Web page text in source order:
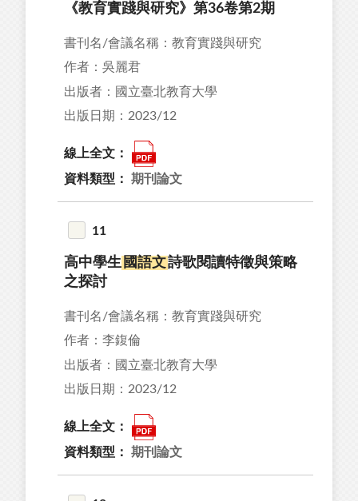
《教育實踐與研究》第36卷第2期
書刊名/會議名稱：教育實踐與研究
作者：吳麗君
出版者：國立臺北教育大學
出版日期：2023/12
線上全文：
資料類型： 期刊論文
11
高中學生 國語文詩歌閱讀特徵與策略
之探討
書刊名/會議名稱：教育實踐與研究
作者：李鍑倫
出版者：國立臺北教育大學
出版日期：2023/12
線上全文：
資料類型： 期刊論文